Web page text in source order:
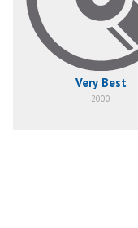
Very Best
2000